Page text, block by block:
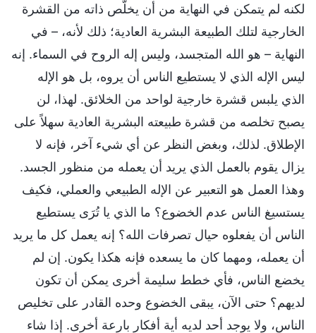
لكنه لم يتمكن في النهاية من أن يخلّص ذاته من القشرة
الخارجية لتلك الطبيعة البشرية العادية؛ ذلك لأنه، – في
النهاية – هو الله المتجسد، وليس إله الروح في السماء. إنه
ليس الإله الذي لا يستطيع الناس أن يروه، بل هو الإله
الذي يلبس قشرة خارجية لواحد من الخلائق. لهذا، لن
يصبح تخلصه من قشرة طبيعته البشرية العادية سهلاً على
الإطلاق. لذلك، وبغض النظر عن أي شيء آخر، فإنه لا
يزال يقوم بالعمل الذي يريد أن يعمله من منظور الجسد.
وهذا العمل هو التعبير عن الإله الطبيعي والعملي، فكيف
يستسيغ الناس عدم الخضوع؟ ما الذي يا تُرَى يستطيع
الناس أن يفعلوه حيال تصرفات الله؟ إنه يعمل كل ما يريد
أن يعمله، ومهما كان ما يسعده فإنه هكذا يكون. إن لم
يخضع الناس، فأي خطط سليمة أخرى يمكن أن تكون
لديهم؟ حتى الآن، يبقى الخضوع وحده القادر على تخليص
الناس، ولا يوجد أحد لديه أية أفكار بارعة أخرى. إذا شاء